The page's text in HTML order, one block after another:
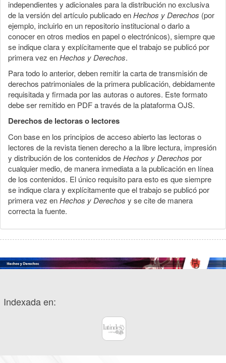
independientes y adicionales para la distribución no exclusiva
de la versión del artículo publicado enHechos y Derechos (por
ejemplo, incluirlo en un repositorio institucional o darlo a
conocer en otros medios en papel o electrónicos), siempre que
se indique clara y explícitamente que el trabajo se publicó por
primera vez enHechos y Derechos.
Para todo lo anterior, deben remitir la carta de transmisión de
derechos patrimoniales de la primera publicación, debidamente
requisitada y firmada por las autoras o autores. Este formato
debe ser remitido en PDF a través de la plataforma OJS.
Derechos de lectoras o lectores
Con base en los principios de acceso abierto las lectoras o
lectores de la revista tienen derecho a la libre lectura, impresión
y distribución de los contenidos deHechos y Derechos por
cualquier medio, de manera inmediata a la publicación en línea
de los contenidos. El único requisito para esto es que siempre
se indique clara y explícitamente que el trabajo se publicó por
primera vez enHechos y Derechos y se cite de manera
correcta la fuente.
Indexada en: